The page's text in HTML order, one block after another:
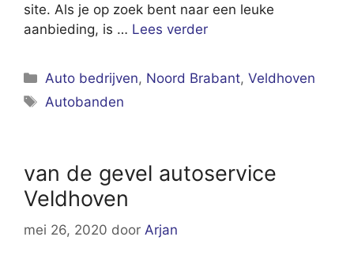
site. Als je op zoek bent naar een leuke
aanbieding, is … Lees verder
Categorieën
Auto bedrijven, Noord Brabant,Veldhoven
Tags
Autobanden
van de gevel autoservice
Veldhoven
mei 26, 2020 door Arjan